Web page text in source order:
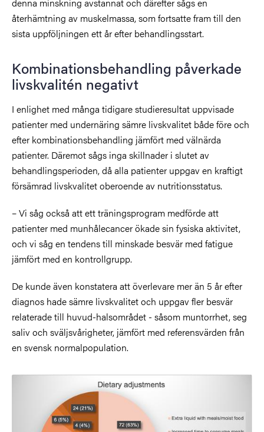
återhämtning av muskelmassa, som fortsatte fram till den
sista uppföljningen ett år efter behandlingsstart.
Kombinationsbehandling påverkade
livskvalitén negativt
I enlighet med många tidigare studieresultat uppvisade
patienter med undernäring sämre livskvalitet både före och
efter kombinationsbehandling jämfört med välnärda
patienter. Däremot sågs inga skillnader i slutet av
behandlingsperioden, då alla patienter uppgav en kraftigt
försämrad livskvalitet oberoende av nutritionsstatus.
– Vi såg också att ett träningsprogram medförde att
patienter med munhålecancer ökade sin fysiska aktivitet,
och vi såg en tendens till minskade besvär med fatigue
jämfört med en kontrollgrupp.
De kunde även konstatera att överlevare mer än 5 år efter
diagnos hade sämre livskvalitet och uppgav fler besvär
relaterade till huvud-halsområdet - såsom muntorrhet, seg
saliv och sväljsvårigheter, jämfört med referensvärden från
en svensk normalpopulation.